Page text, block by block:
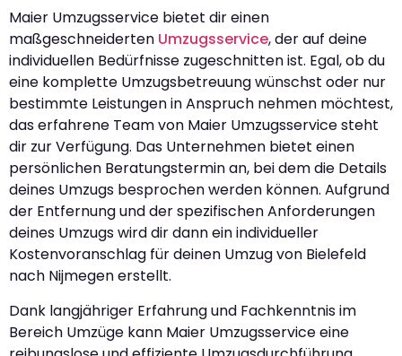
Maier Umzugsservice bietet dir einen
maßgeschneiderten Umzugsservice, der auf deine
individuellen Bedürfnisse zugeschnitten ist. Egal, ob du
eine komplette Umzugsbetreuung wünschst oder nur
bestimmte Leistungen in Anspruch nehmen möchtest,
das erfahrene Team von Maier Umzugsservice steht
dir zur Verfügung. Das Unternehmen bietet einen
persönlichen Beratungstermin an, bei dem die Details
deines Umzugs besprochen werden können. Aufgrund
der Entfernung und der spezifischen Anforderungen
deines Umzugs wird dir dann ein individueller
Kostenvoranschlag für deinen Umzug von Bielefeld
nach Nijmegen erstellt.
Dank langjähriger Erfahrung und Fachkenntnis im
Bereich Umzüge kann Maier Umzugsservice eine